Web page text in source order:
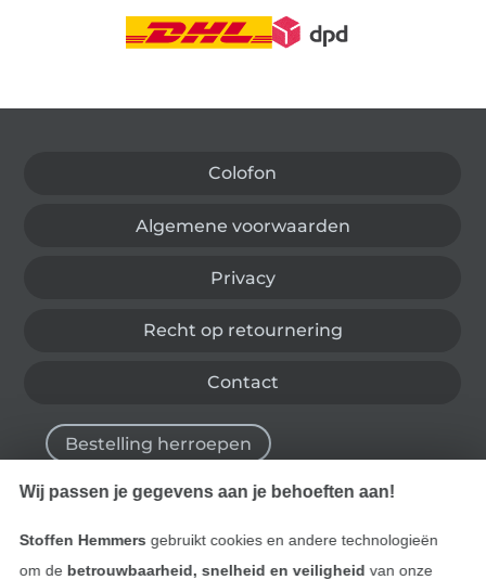
Colofon
Algemene voorwaarden
Privacy
Recht op retournering
Contact
Bestelling herroepen
Vind meer inspiratie
Wij passen je gegevens aan je behoeften aan!
Stoffen Hemmers gebruikt cookies en andere technologieën
om de betrouwbaarheid, snelheid en veiligheid van onze